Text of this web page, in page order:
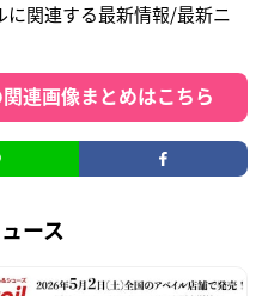
に関連する最新情報/最新ニ
連画像まとめはこちら
ース